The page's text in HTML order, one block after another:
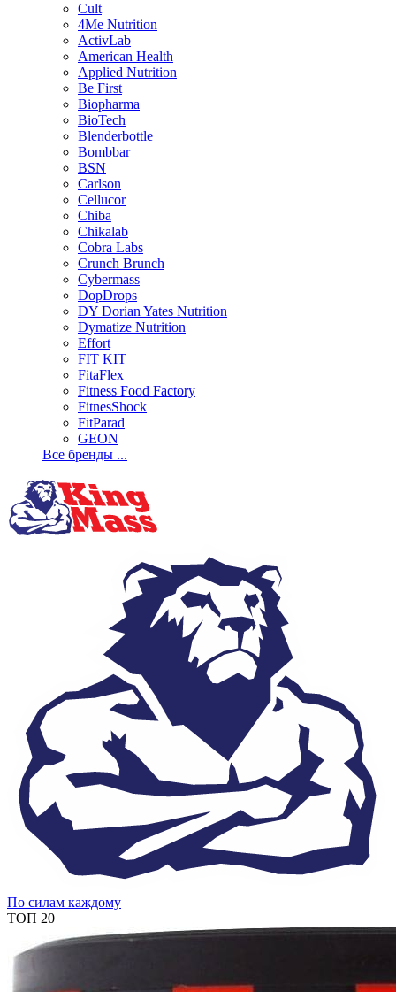
Cult
4Me Nutrition
ActivLab
American Health
Applied Nutrition
Be First
Biopharma
BioTech
Blenderbottle
Bombbar
BSN
Carlson
Cellucor
Chiba
Chikalab
Cobra Labs
Crunch Brunch
Cybermass
DopDrops
DY Dorian Yates Nutrition
Dymatize Nutrition
Effort
FIT KIT
FitaFlex
Fitness Food Factory
FitnesShock
FitParad
GEON
Все бренды ...
По силам каждому
ТОП 20